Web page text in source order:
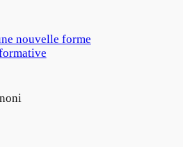
nouvelle forme